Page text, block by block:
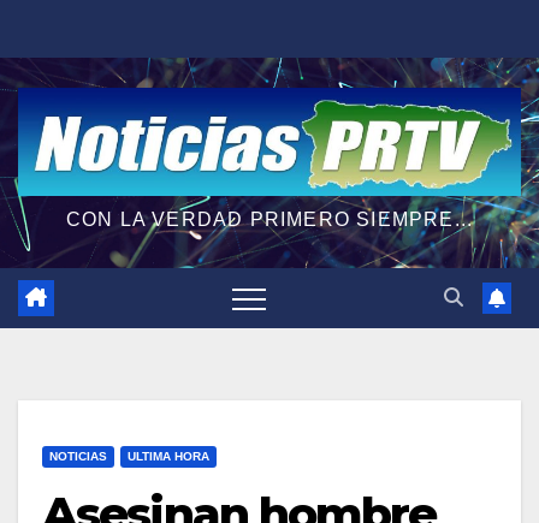
CON LA VERDAD PRIMERO SIEMPRE...
NOTICIAS ULTIMA HORA